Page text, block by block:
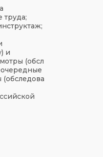
труда;
и
(обсл